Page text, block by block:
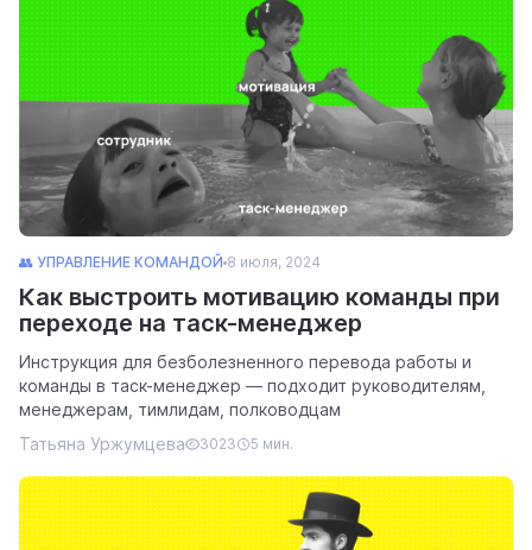
👥 УПРАВЛЕНИЕ КОМАНДОЙ 8 июля, 2024
Как выстроить мотивацию команды при
переходе на таск-менеджер
Инструкция для безболезненного перевода работы и
команды в таск-менеджер — подходит руководителям,
менеджерам, тимлидам, полководцам
Татьяна Уржумцева
3023 5 мин.